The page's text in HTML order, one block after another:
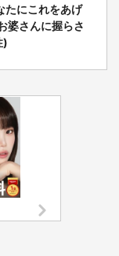
たにこれをあげ
婆さんに握らさ
)